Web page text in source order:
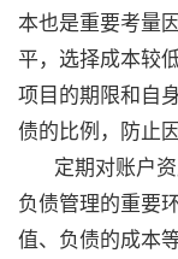
本也是重要考量
平，选择成本较
项目的期限和自
债的比例，防止
定期对账户资
负债管理的重要
值、负债的成本